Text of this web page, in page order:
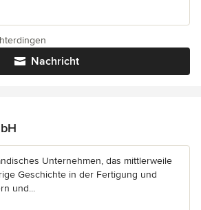
Nachricht
Unternehmen, das mittlerweile
Geschichte in der Fertigung und
und...